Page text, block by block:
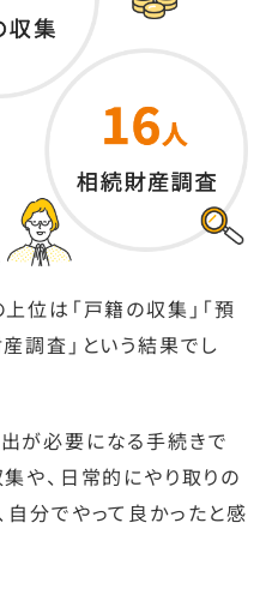
位は「戸籍の収集」「預
調査」という結果でし
が必要になる手続きで
や、日常的にやり取りの
分でやって良かったと感